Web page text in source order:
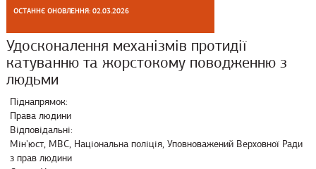
ОСТАННЄ ОНОВЛЕННЯ: 02.03.2026
Удосконалення механізмів протидії
катуванню та жорстокому поводженню з
людьми
Піднапрямок:
Права людини
Відповідальні:
Мін'юст, МВС, Національна поліція, Уповноважений Верховної Ради
з прав людини